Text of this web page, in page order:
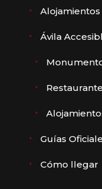
Alojamientos
Ávila
Guías
Cómo llegar